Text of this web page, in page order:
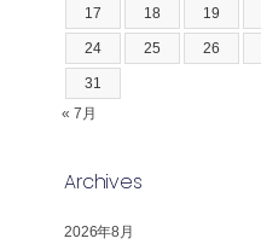
17 18 19
24 25 26
31
« 7月
Archives
2026年8月